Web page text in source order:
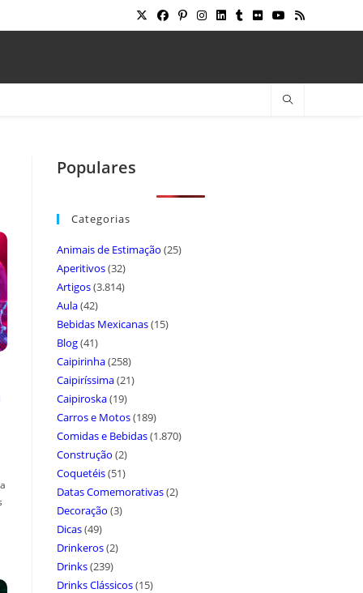
Populares
Categorias
Animais de Estimação (25)
Aperitivos(32)
Artigos(3.814)
Aula(42)
Bebidas Mexicanas(15)
Blog(41)
Caipirinha(258)
Caipiríssima(21)
Caipiroska(19)
Carros e Motos(189)
Comidas e Bebidas(1.870)
Construção (2)
Coquetéis(51)
Datas Comemorativas(2)
Decoração (3)
Dicas(49)
Drinkeros(2)
Drinks(239)
Drinks Clássicos(15)